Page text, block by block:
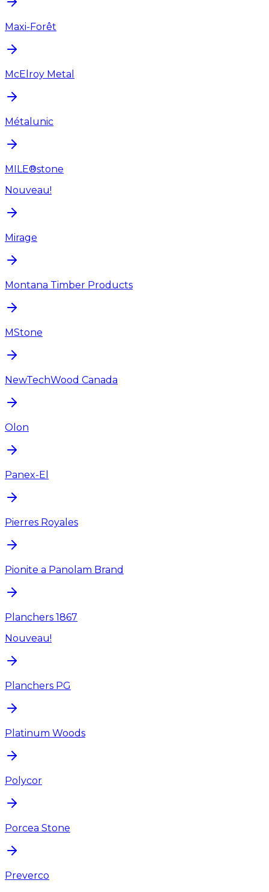
Maxi-Forêt
McElroy Metal
Métalunic
MILE®stone
Nouveau!
Mirage
Montana Timber Products
MStone
NewTechWood Canada
Olon
Panex-El
Pierres Royales
Pionite a Panolam Brand
Planchers 1867
Nouveau!
Planchers PG
Platinum Woods
Polycor
Porcea Stone
Preverco